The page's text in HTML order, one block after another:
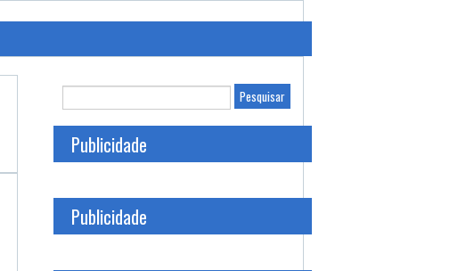
Publicidade
Publicidade